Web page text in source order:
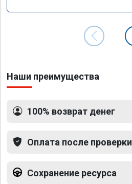
Наши преимущества
100% возврат денег
Оплата после проверки
Сохранение ресурса